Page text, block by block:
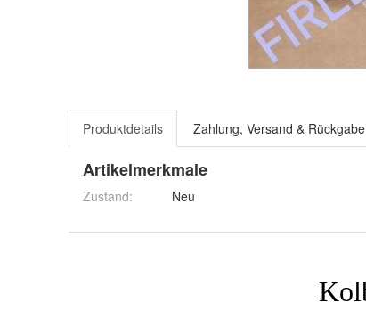
Produktdetails Zahlung, Versand & Rückgabe
Artikelmerkmale
Zustand: Neu